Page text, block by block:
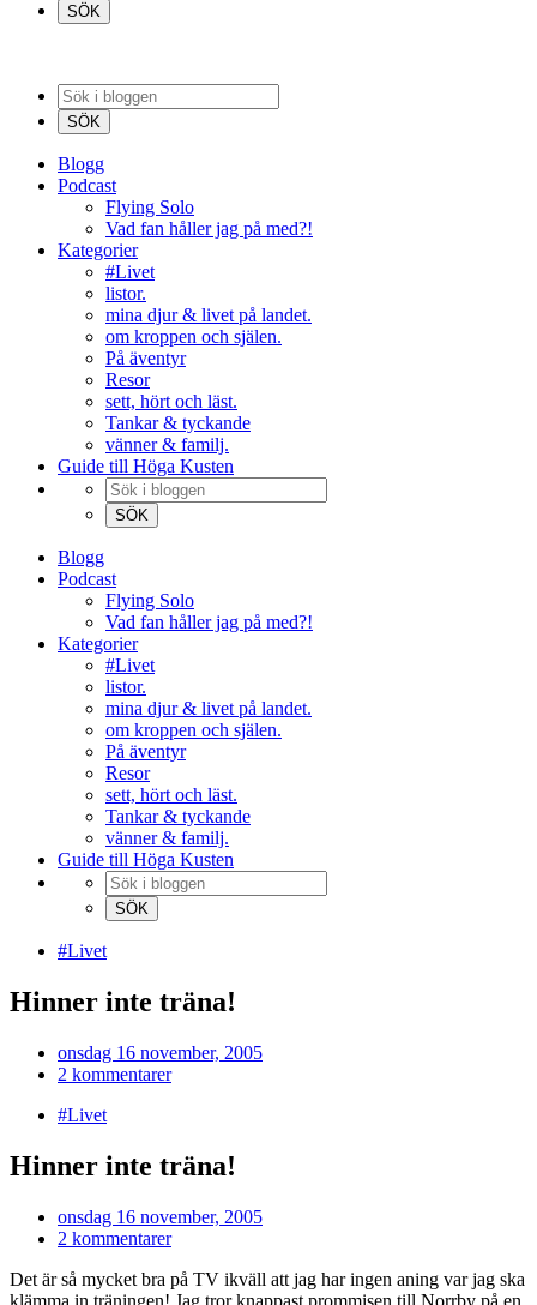
Blogg
Podcast
Flying Solo
Vad fan håller jag på med?!
Kategorier
#Livet
listor.
mina djur & livet på landet.
om kroppen och själen.
På äventyr
Resor
sett, hört och läst.
Tankar & tyckande
vänner & familj.
Guide till Höga Kusten
Blogg
Podcast
Flying Solo
Vad fan håller jag på med?!
Kategorier
#Livet
listor.
mina djur & livet på landet.
om kroppen och själen.
På äventyr
Resor
sett, hört och läst.
Tankar & tyckande
vänner & familj.
Guide till Höga Kusten
#Livet
Hinner inte träna!
onsdag 16 november, 2005
2 kommentarer
#Livet
Hinner inte träna!
onsdag 16 november, 2005
2 kommentarer
Det är så mycket bra på TV ikväll att jag har ingen aning var jag ska
klämma in träningen! Jag tror knappast prommisen till Norrby på en